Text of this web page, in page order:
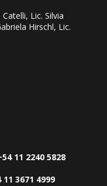
Lic. Silvia
Hirschl, Lic.
11 2240 5828
11 3671 4999